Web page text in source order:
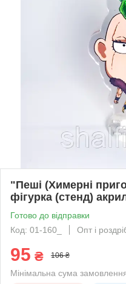
"Пеші (Химерні
фігурка (стенд)
Готово до відправки
Код: 01-160_
Опт і
95 ₴ 106 ₴
Мінімальна сума